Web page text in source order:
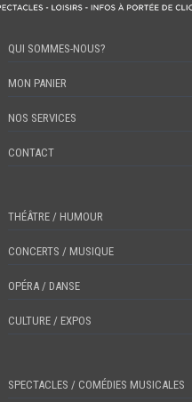
QUI SOMMES-NOUS?
MON PANIER
NOS SERVICES
CONTACT
THÉÂTRE / HUMOUR
CONCERTS / MUSIQUE
OPÉRA / DANSE
CULTURE / EXPOS
SPECTACLES / COMÉDIES MUSICALES